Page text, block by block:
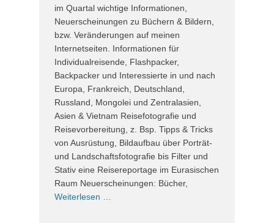
im Quartal wichtige Informationen,
Neuerscheinungen zu Büchern & Bildern,
bzw. Veränderungen auf meinen
Internetseiten. Informationen für
Individualreisende, Flashpacker,
Backpacker und Interessierte in und nach
Europa, Frankreich, Deutschland,
Russland, Mongolei und Zentralasien,
Asien & Vietnam Reisefotografie und
Reisevorbereitung, z. Bsp. Tipps & Tricks
von Ausrüstung, Bildaufbau über Porträt-
und Landschaftsfotografie bis Filter und
Stativ eine Reisereportage im Eurasischen
Raum Neuerscheinungen: Bücher,
Weiterlesen …